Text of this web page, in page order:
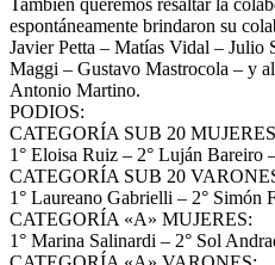
También queremos resaltar la
espontáneamente brindaron su
Javier Petta – Matías Vidal – Julio
Maggi – Gustavo Mastrocola – y
Antonio Martino.
PODIOS:
CATEGORÍA SUB 20
1° Eloisa Ruiz – 2° Luján Bareiro
CATEGORÍA SUB 20
1° Laureano Gabrielli – 2° Simón
CATEGORÍA «A» MUJERES:
1° Marina Salinardi – 2° Sol